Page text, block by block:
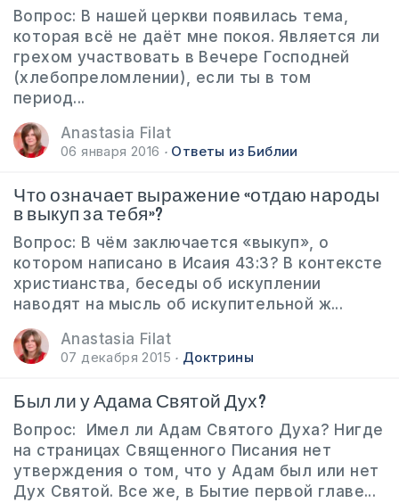
Вопрос: В нашей церкви появилась тема,
которая всё не даёт мне покоя. Является ли
грехом участвовать в Вечере Господней
(хлебопреломлении), если ты в том
период...
Anastasia Filat
06 января 2016 Ответы из Библии
Что означает выражение «отдаю народы
в выкуп за тебя»?
Вопрос: В чём заключается «выкуп», о
котором написано в Исаия 43:3? В контексте
христианства, беседы об искуплении
наводят на мысль об искупительной ж...
Anastasia Filat
07 декабря 2015 Доктрины
Был ли у Адама Святой Дух?
Вопрос: Имел ли Адам Святого Духа? Нигде
на страницах Священного Писания нет
утверждения о том, что у Адам был или нет
Дух Святой. Все же, в Бытие первой главе...